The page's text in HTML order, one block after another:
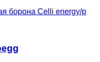
борона Celli energy/p